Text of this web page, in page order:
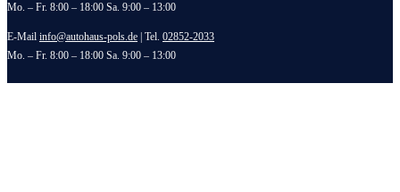
Mo. – Fr. 8:00 – 18:00 Sa. 9:00 – 13:00
E-Mail info@autohaus-pols.de | Tel. 02852-2033
Mo. – Fr. 8:00 – 18:00 Sa. 9:00 – 13:00